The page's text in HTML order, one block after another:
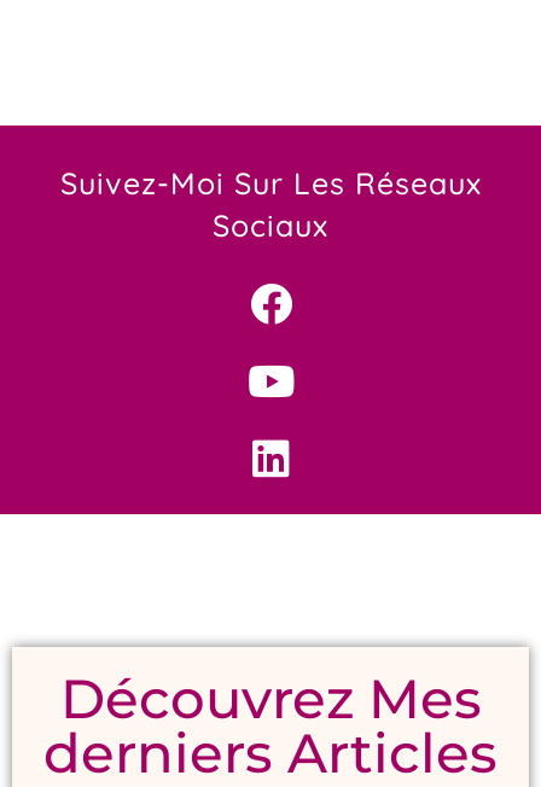
Suivez-Moi Sur Les Réseaux
Sociaux
Découvrez Mes
derniers Articles